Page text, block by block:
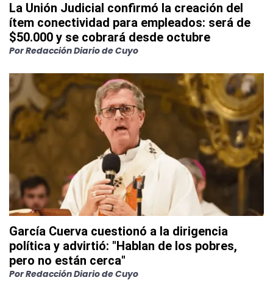
La Unión Judicial confirmó la creación del
ítem conectividad para empleados: será de
$50.000 y se cobrará desde octubre
PorRedacción Diario de Cuyo
García Cuerva cuestionó a la dirigencia
política y advirtió: "Hablan de los pobres,
pero no están cerca"
PorRedacción Diario de Cuyo